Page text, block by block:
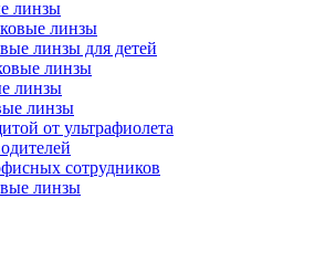
линзы
линзы
линзы для детей
линзы
линзы
линзы
от ультрафиолета
сотрудников
линзы